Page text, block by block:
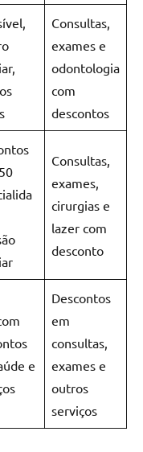
Consultas,
exames e
odontologia
com
descontos
Consultas,
exames,
cirurgias e
lazer com
desconto
e
Descontos
em
consultas,
exames e
outros
serviços